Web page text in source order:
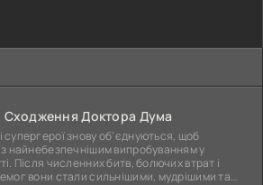
Сходження Доктора Дума
супергерої знову об'єднуються, щоб
з найнебезпечнішим випробуванням у
Після численних битв, болючих втрат і
вони стали сильнішими, мудрішими та